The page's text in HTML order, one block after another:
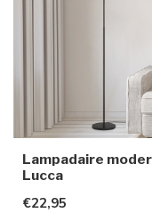
Lampadaire
Lucca
€22,95